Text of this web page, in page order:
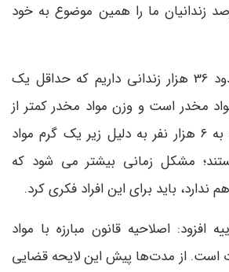
است و 45 درصد زندانیان ما را همین موضوع به خود
وی ادامه داد: ما حدود 36 هزار زندانی داریم که حداقل یک
مخدر است و وزن مواد مخدر کمتر از
15 گرم است. نزدیک به 6 هزار نفر به دلیل زیر یک گرم مواد
مشکل زمانی بیشتر می شود که
باید برای این افراد فکری کرد.
افزود: اصلاحیه قانون مبارزه با مواد
است. از مدت‌ها پیش این لایحه قضایی